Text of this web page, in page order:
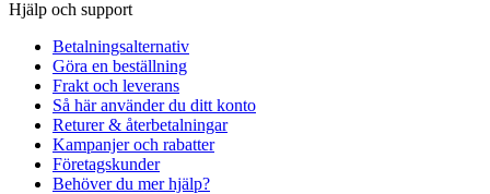
Hjälp och support
Betalningsalternativ
Göra en beställning
Frakt och leverans
Så här använder du ditt konto
Returer & återbetalningar
Kampanjer och rabatter
Företagskunder
Behöver du mer hjälp?